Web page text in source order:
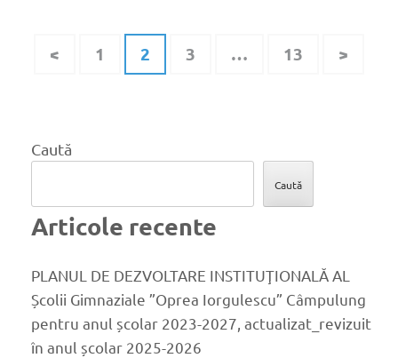
Paginație
< Pagină
1 Pagină
2 Pagină
3 … Pagină
13 >
Caută
Caută
Articole recente
PLANUL DE DEZVOLTARE INSTITUŢIONALĂ AL
Școlii Gimnaziale ”Oprea Iorgulescu” Câmpulung
pentru anul școlar 2023-2027, actualizat_revizuit
în anul școlar 2025-2026